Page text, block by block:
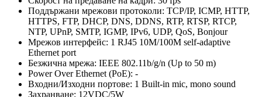
Поддържани мрежови протоколи: TCP/IP, ICMP, HTTP,
HTTPS, FTP, DHCP, DNS, DDNS, RTP, RTSP, RTCP,
NTP, UPnP, SMTP, IGMP, IPv6, UDP, QoS, Bonjour
Мрежов интерфейс: 1 RJ45 10M/100M self-adaptive
Ethernet port
Безжична мрежа: IEEE 802.11b/g/n (Up to 50 m)
Power Over Ethernet (PoE): -
Входни/Изходни портове: 1 Built-in mic, mono sound
Захранване: 12VDC/5W